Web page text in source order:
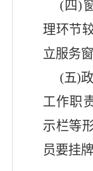
(四)
理环节
立服务
(五)
工作职
示栏等
员要挂